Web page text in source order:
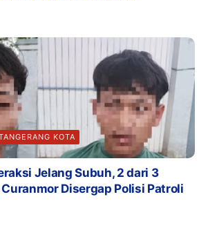
KOTA
Jelang Subuh, 2 dari 3
Disergap Polisi Patroli